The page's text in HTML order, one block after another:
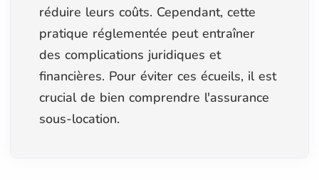
réduire leurs coûts. Cependant, cette
pratique réglementée peut entraîner
des complications juridiques et
financières. Pour éviter ces écueils, il est
crucial de bien comprendre l'assurance
sous-location.